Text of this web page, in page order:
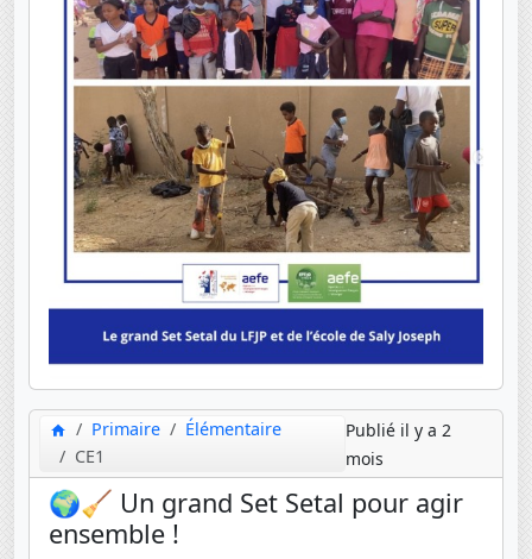
Primaire
Élémentaire
CE1
Publié il y a 2
mois
🌍🧹 Un grand Set Setal pour agir
ensemble !